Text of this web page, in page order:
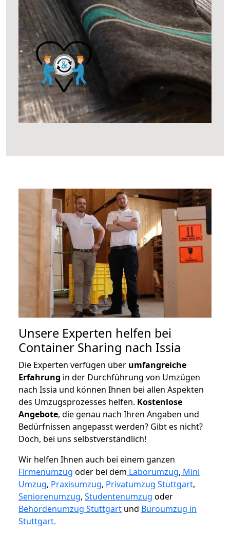
Unsere Experten helfen bei
Container Sharing nach Issia
Die Experten verfügen über umfangreiche
Erfahrung in der Durchführung von Umzügen
nach Issia und können Ihnen bei allen Aspekten
des Umzugsprozesses helfen. Kostenlose
Angebote, die genau nach Ihren Angaben und
Bedürfnissen angepasst werden? Gibt es nicht?
Doch, bei uns selbstverständlich!
Wir helfen Ihnen auch bei einem ganzen
Firmenumzug oder bei dem Laborumzug, Mini
Umzug, Praxisumzug, Privatumzug Stuttgart,
Seniorenumzug, Studentenumzug oder
Behördenumzug Stuttgart und Büroumzug in
Stuttgart.